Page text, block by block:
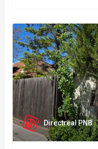
Directreal PNB